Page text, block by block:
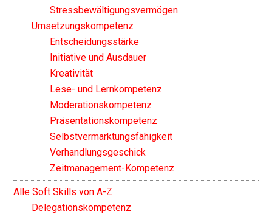
Stressbewältigungsvermögen
Umsetzungskompetenz
Entscheidungsstärke
Initiative und Ausdauer
Kreativität
Lese- und Lernkompetenz
Moderationskompetenz
Präsentationskompetenz
Selbstvermarktungsfähigkeit
Verhandlungsgeschick
Zeitmanagement-Kompetenz
Alle Soft Skills von A-Z
Delegationskompetenz